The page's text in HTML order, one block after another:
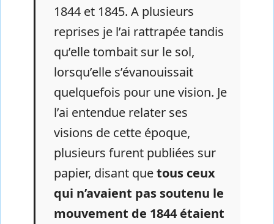
1844 et 1845. A plusieurs
reprises je l’ai rattrapée tandis
qu’elle tombait sur le sol,
lorsqu’elle s’évanouissait
quelquefois pour une vision. Je
l’ai entendue relater ses
visions de cette époque,
plusieurs furent publiées sur
papier, disant quetous ceux
qui n’avaient pas soutenu le
mouvement de 1844 étaient